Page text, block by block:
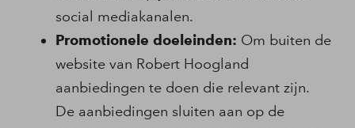
social mediakanalen.
Promotionele doeleinden: Om buiten de
website van Robert Hoogland
aanbiedingen te doen die relevant zijn.
De aanbiedingen sluiten aan op de